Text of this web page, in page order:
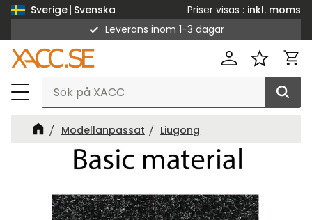
Sverige Svenska Priser visas
inkl. moms
Leverans inom 1-3 dagar
Modellanpassat Liugong